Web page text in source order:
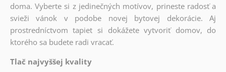
doma. Vyberte si z jedinečných motívov, prineste radosť a
svieži vánok v podobe novej bytovej dekorácie. Aj
prostredníctvom tapiet si dokážete vytvoriť domov, do
ktorého sa budete radi vracať.
Tlač najvyššej kvality